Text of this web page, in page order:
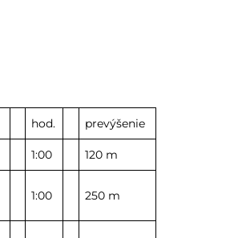
hod. prevýšenie
1:00 120 m
1:00 250 m